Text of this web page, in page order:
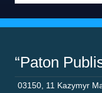
“Paton
03150 11 Kazymyr